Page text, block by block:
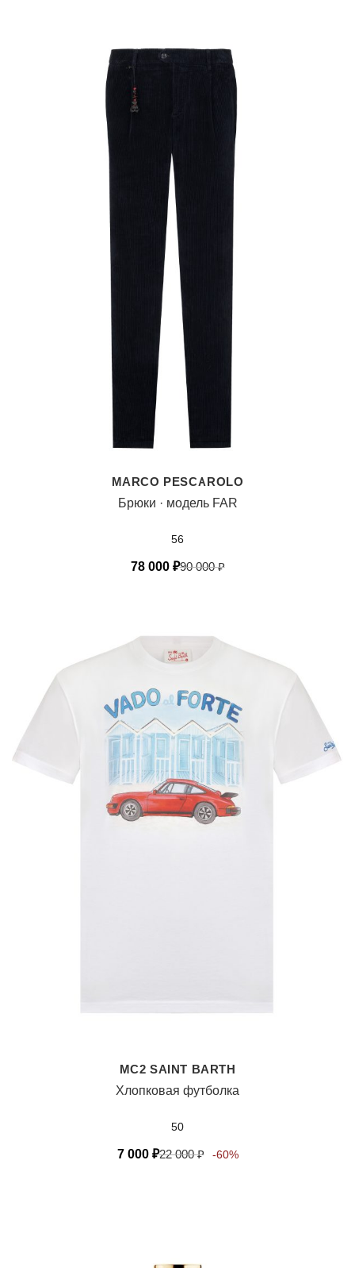
MARCO PESCAROLO
Брюки · модель FAR
56
78 000 ₽90 000₽
MC2 SAINT BARTH
Хлопковая футболка
50
7 000 ₽22 000₽ -60%